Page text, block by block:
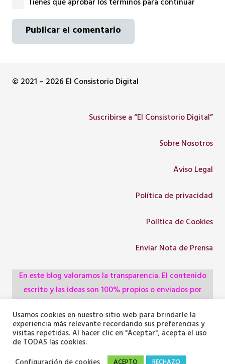
Tienes que aprobar los términos para continuar
Publicar el comentario
© 2021 – 2026 El Consistorio Digital
Suscribirse a “El Consistorio Digital”
Sobre Nosotros
Aviso Legal
Política de privacidad
Política de Cookies
Enviar Nota de Prensa
En este blog valoramos la transparencia. El contenido
escrito y las ideas son 100% propios o enviados por
administraciones, pero utilizamos herramientas de
inteligencia artificial para optimizar la maquetación del
texto y generar algunas de las imágenes ilustrativas.
Usamos cookies en nuestro sitio web para brindarle la
experiencia más relevante recordando sus preferencias y
visitas repetidas. Al hacer clic en "Aceptar", acepta el uso
de TODAS las cookies.